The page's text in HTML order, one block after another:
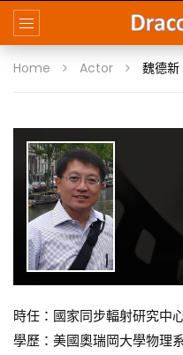
Home Actor 魏德新
時任：國家同步輻射研究中
學歷：美國奧瑞岡大學物理